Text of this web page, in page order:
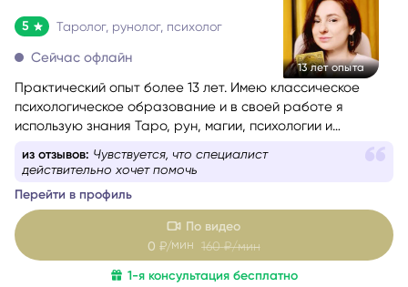
PLATINUM
13 лет опыта
Инна Замова
5 Таролог, рунолог, психолог
Сейчас офлайн
Практический опыт более 13 лет. Имею классическое
психологическое образование и в своей работе я
использую знания Таро, рун, магии, психологии и
психотехник из НЛП.
действительно хочет помочь
Перейти в профиль
По видео
0 ₽/мин160 ₽/мин